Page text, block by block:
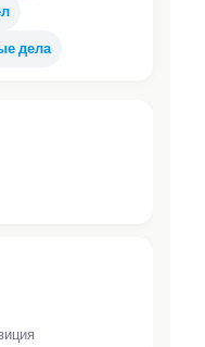
дела